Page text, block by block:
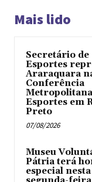
Mais lido
Secretário de
Esportes
Araraquara
Conferência
Esportes em
Preto
07/08/2026
Museu
Pátria terá
especial nesta